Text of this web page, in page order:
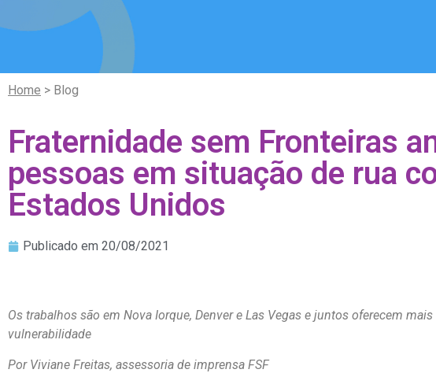
Home > Blog
Fraternidade sem Fronteiras
pessoas em situação de rua
Estados Unidos
Publicado em 20/08/2021
Os trabalhos são em Nova Iorque, Denver e Las Vegas e juntos oferecem
vulnerabilidade
Por Viviane Freitas, assessoria de imprensa FSF